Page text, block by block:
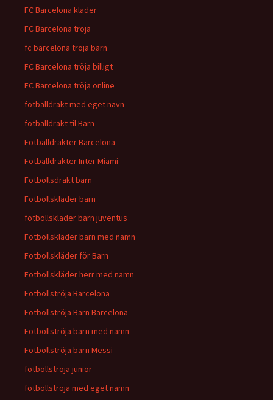
FC Barcelona kläder
FC Barcelona tröja
fc barcelona tröja barn
FC Barcelona tröja billigt
FC Barcelona tröja online
fotballdrakt med eget navn
fotballdrakt til Barn
Fotballdrakter Barcelona
Fotballdrakter Inter Miami
Fotbollsdräkt barn
Fotbollskläder barn
fotbollskläder barn juventus
Fotbollskläder barn med namn
Fotbollskläder för Barn
Fotbollskläder herr med namn
Fotbollströja Barcelona
Fotbollströja Barn Barcelona
Fotbollströja barn med namn
Fotbollströja barn Messi
fotbollströja junior
fotbollströja med eget namn